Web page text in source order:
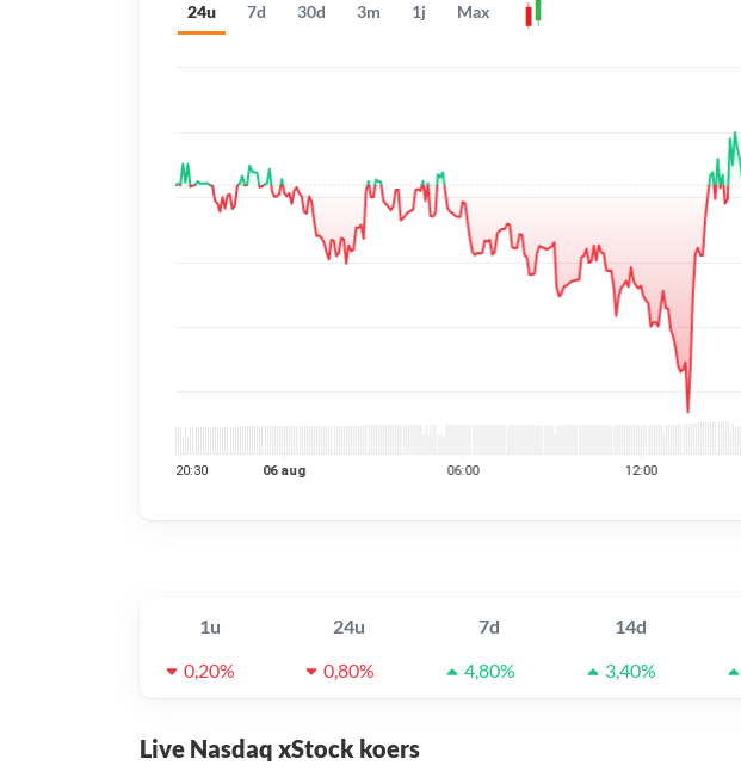
24u 7d 30d 3m 1j Max
1u 24u 7d 14d
0,20%
0,80% 4,80% 3,40%
Live Nasdaq xStock koers